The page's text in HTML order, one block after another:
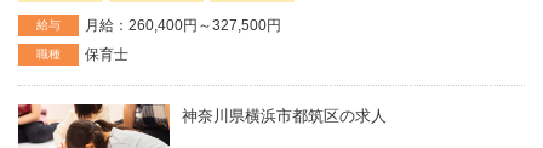
給与 月給：260,400円～327,500円
職種 保育士
神奈川県横浜市都筑区の求人